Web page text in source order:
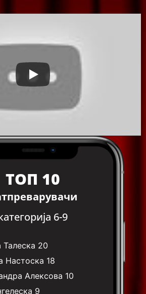
ТОП 10
6-9
Талеска 20
Настоска 18
Алексова 10
9